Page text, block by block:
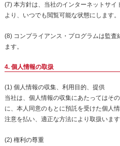
(7) 本方針は、当社のインターネットサ
より、いつでも閲覧可能な状態にします。
(8) コンプライアンス・プログラムは監
ます。
4. 個人情報の取扱
(1) 個人情報の収集、利用目的、提供
当社は、個人情報の収集にあたってはそ
に、本人同意のもとに預託を受けた個人
注意を払い、適正な方法により取扱います
(2) 権利の尊重